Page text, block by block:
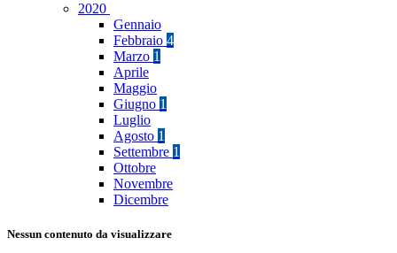
2020
Gennaio
Febbraio 4
Marzo 1
Aprile
Maggio
Giugno 1
Luglio
Agosto 1
Settembre 1
Ottobre
Novembre
Dicembre
Nessun contenuto da visualizzare